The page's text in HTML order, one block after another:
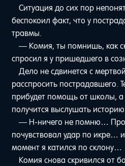
Ситуация до сих пор
беспокоил факт, что у
травмы.
— Комия, ты помнишь, как
спросил я у пришедшего в
Дело не сдвинется с
расспросить пострадавшего.
прибудет помощь от школы, а
получится выслушать
— Н-ничего не помню…
почувствовал удар по икре…
момент я катился по склону…
Комия снова скривился от